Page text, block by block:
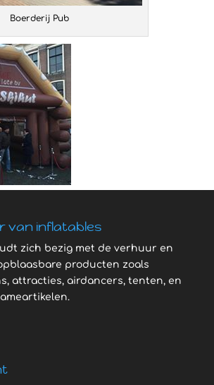
Boerderij Pub
van inflatables
zich bezig met de verhuur en
producten zoals
attracties, airdancers, tenten, en